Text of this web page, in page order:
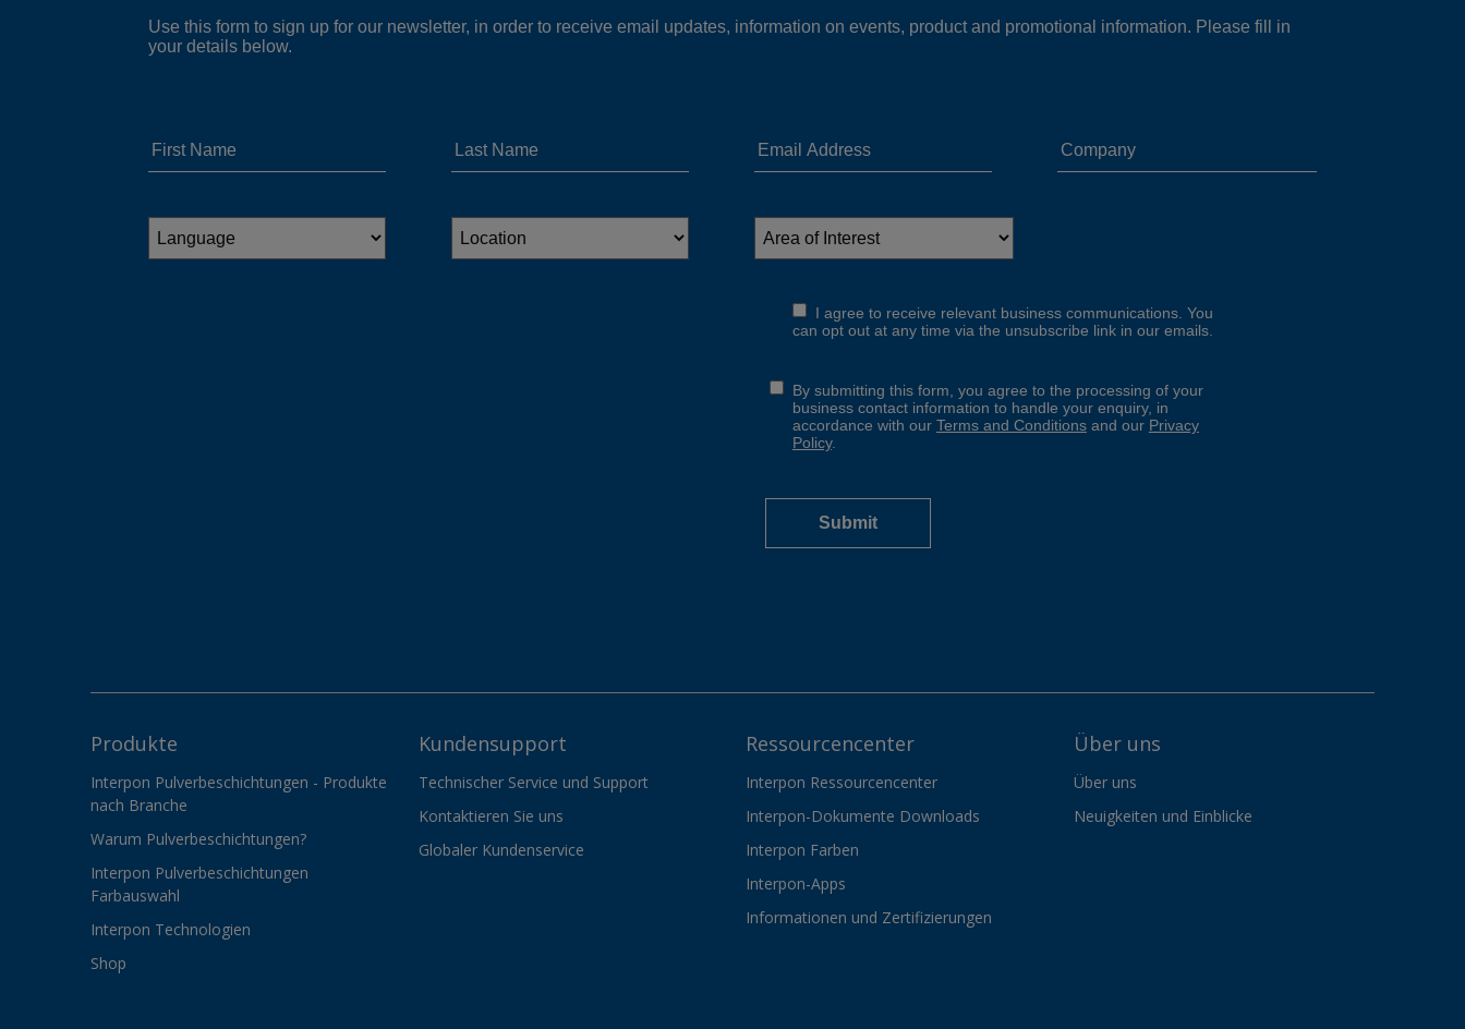
Produkte
Interpon Pulverbeschichtungen - Produkte
nach Branche
Warum Pulverbeschichtungen?
Interpon Pulverbeschichtungen
Farbauswahl
Interpon Technologien
Shop
Kundensupport
Technischer Service und Support
Kontaktieren Sie uns
Globaler Kundenservice
Ressourcencenter
Interpon Ressourcencenter
Interpon-Dokumente Downloads
Interpon Farben
Interpon-Apps
Informationen und Zertifizierungen
Über uns
Über uns
Neuigkeiten und Einblicke